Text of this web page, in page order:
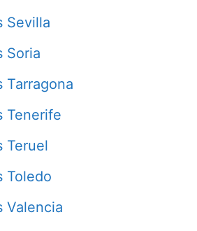
Sevilla
Soria
Tarragona
Tenerife
Teruel
Toledo
Valencia